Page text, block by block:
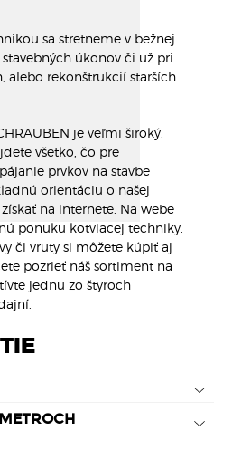
sa stretneme v bežnej
úkonov či už pri
alebo rekonštrukcií starších
je veľmi široký.
všetko, čo pre
prvkov na stavbe
orientáciu o našej
na internete. Na webe
ponuku kotviacej techniky.
či vruty si môžete kúpiť aj
pozrieť náš sortiment na
jednu zo štyroch